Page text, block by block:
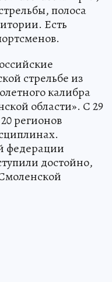
полоса
Есть
стрельбе из
калибра
области». С 29
регионов
федерации
достойно,